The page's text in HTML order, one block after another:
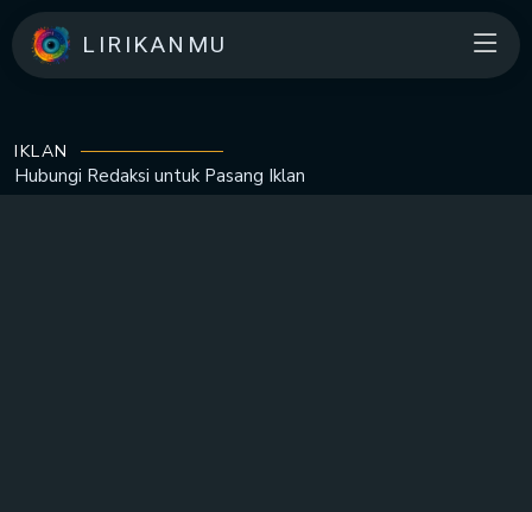
LIRIKANMU
IKLAN
Hubungi Redaksi untuk Pasang Iklan